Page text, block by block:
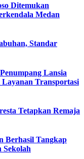
Ditemukan
Medan
Standar
Lansia
Layanan Transportasi
Tetapkan Remaja
Berhasil Tangkap
Sekolah